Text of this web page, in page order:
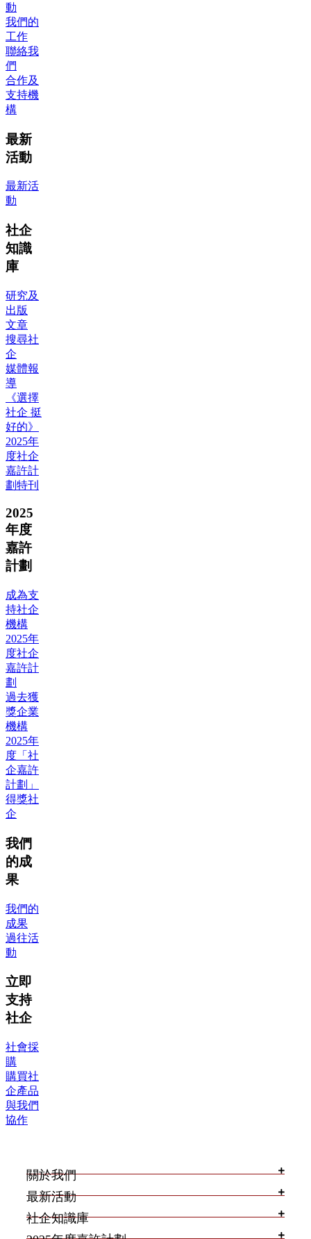
動
我們的
工作
聯絡我
們
合作及
支持機
構
最新
活動
最新活
動
社企
知識
庫
研究及
出版
文章
搜尋社
企
媒體報
導
《選擇
社企 挺
好的》
2025年
度社企
嘉許計
劃特刊
2025
年度
嘉許
計劃
成為支
持社企
機構
2025年
度社企
嘉許計
劃
過去獲
獎企業
機構
2025年
度「社
企嘉許
計劃」
得獎社
企
我們
的成
果
我們的
成果
過往活
動
立即
支持
社企
社會採
購
購買社
企產品
與我們
協作
關於我們
最新活動
社企知識庫